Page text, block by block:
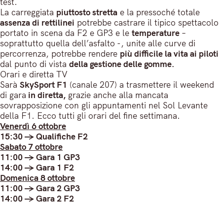
La carreggiata piuttosto stretta e la pressoché totale
assenza di rettilinei potrebbe castrare il tipico spettacolo
portato in scena da F2 e GP3 e le temperature –
soprattutto quella dell’asfalto -, unite alle curve di
percorrenza, potrebbe rendere più difficile la vita ai piloti
dal punto di vista della gestione delle gomme.
Orari e diretta TV
Sarà SkySport F1 (canale 207) a trasmettere il weekend
di gara in diretta, grazie anche alla mancata
sovrapposizione con gli appuntamenti nel Sol Levante
della F1. Ecco tutti gli orari del fine settimana.
Venerdì 6 ottobre
15:30 -> Qualifiche F2
Sabato 7 ottobre
11:00 -> Gara 1 GP3
14:00 -> Gara 1 F2
Domenica 8 ottobre
11:00 -> Gara 2 GP3
14:00 -> Gara 2 F2